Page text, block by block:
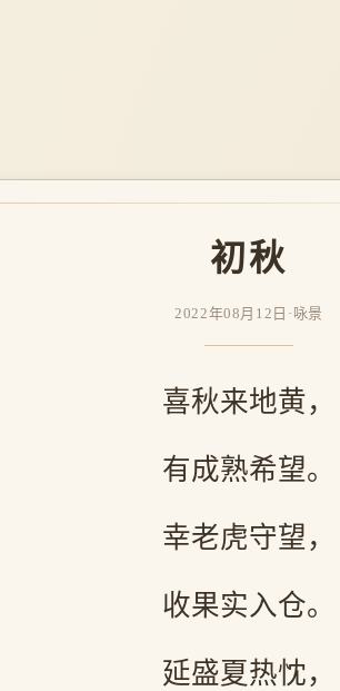
初秋
2022年08月12日 · 咏景
喜秋来地黄，
有成熟希望。
幸老虎守望，
收果实入仓。
延盛夏热忱，